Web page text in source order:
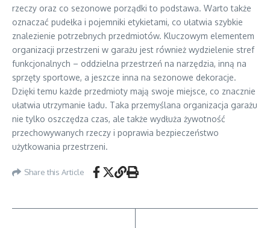
rzeczy oraz co sezonowe porządki to podstawa. Warto także
oznaczać pudełka i pojemniki etykietami, co ułatwia szybkie
znalezienie potrzebnych przedmiotów. Kluczowym elementem
organizacji przestrzeni w garażu jest również wydzielenie stref
funkcjonalnych – oddzielna przestrzeń na narzędzia, inną na
sprzęty sportowe, a jeszcze inna na sezonowe dekoracje.
Dzięki temu każde przedmioty mają swoje miejsce, co znacznie
ułatwia utrzymanie ładu. Taka przemyślana organizacja garażu
nie tylko oszczędza czas, ale także wydłuża żywotność
przechowywanych rzeczy i poprawia bezpieczeństwo
użytkowania przestrzeni.
Share this Article